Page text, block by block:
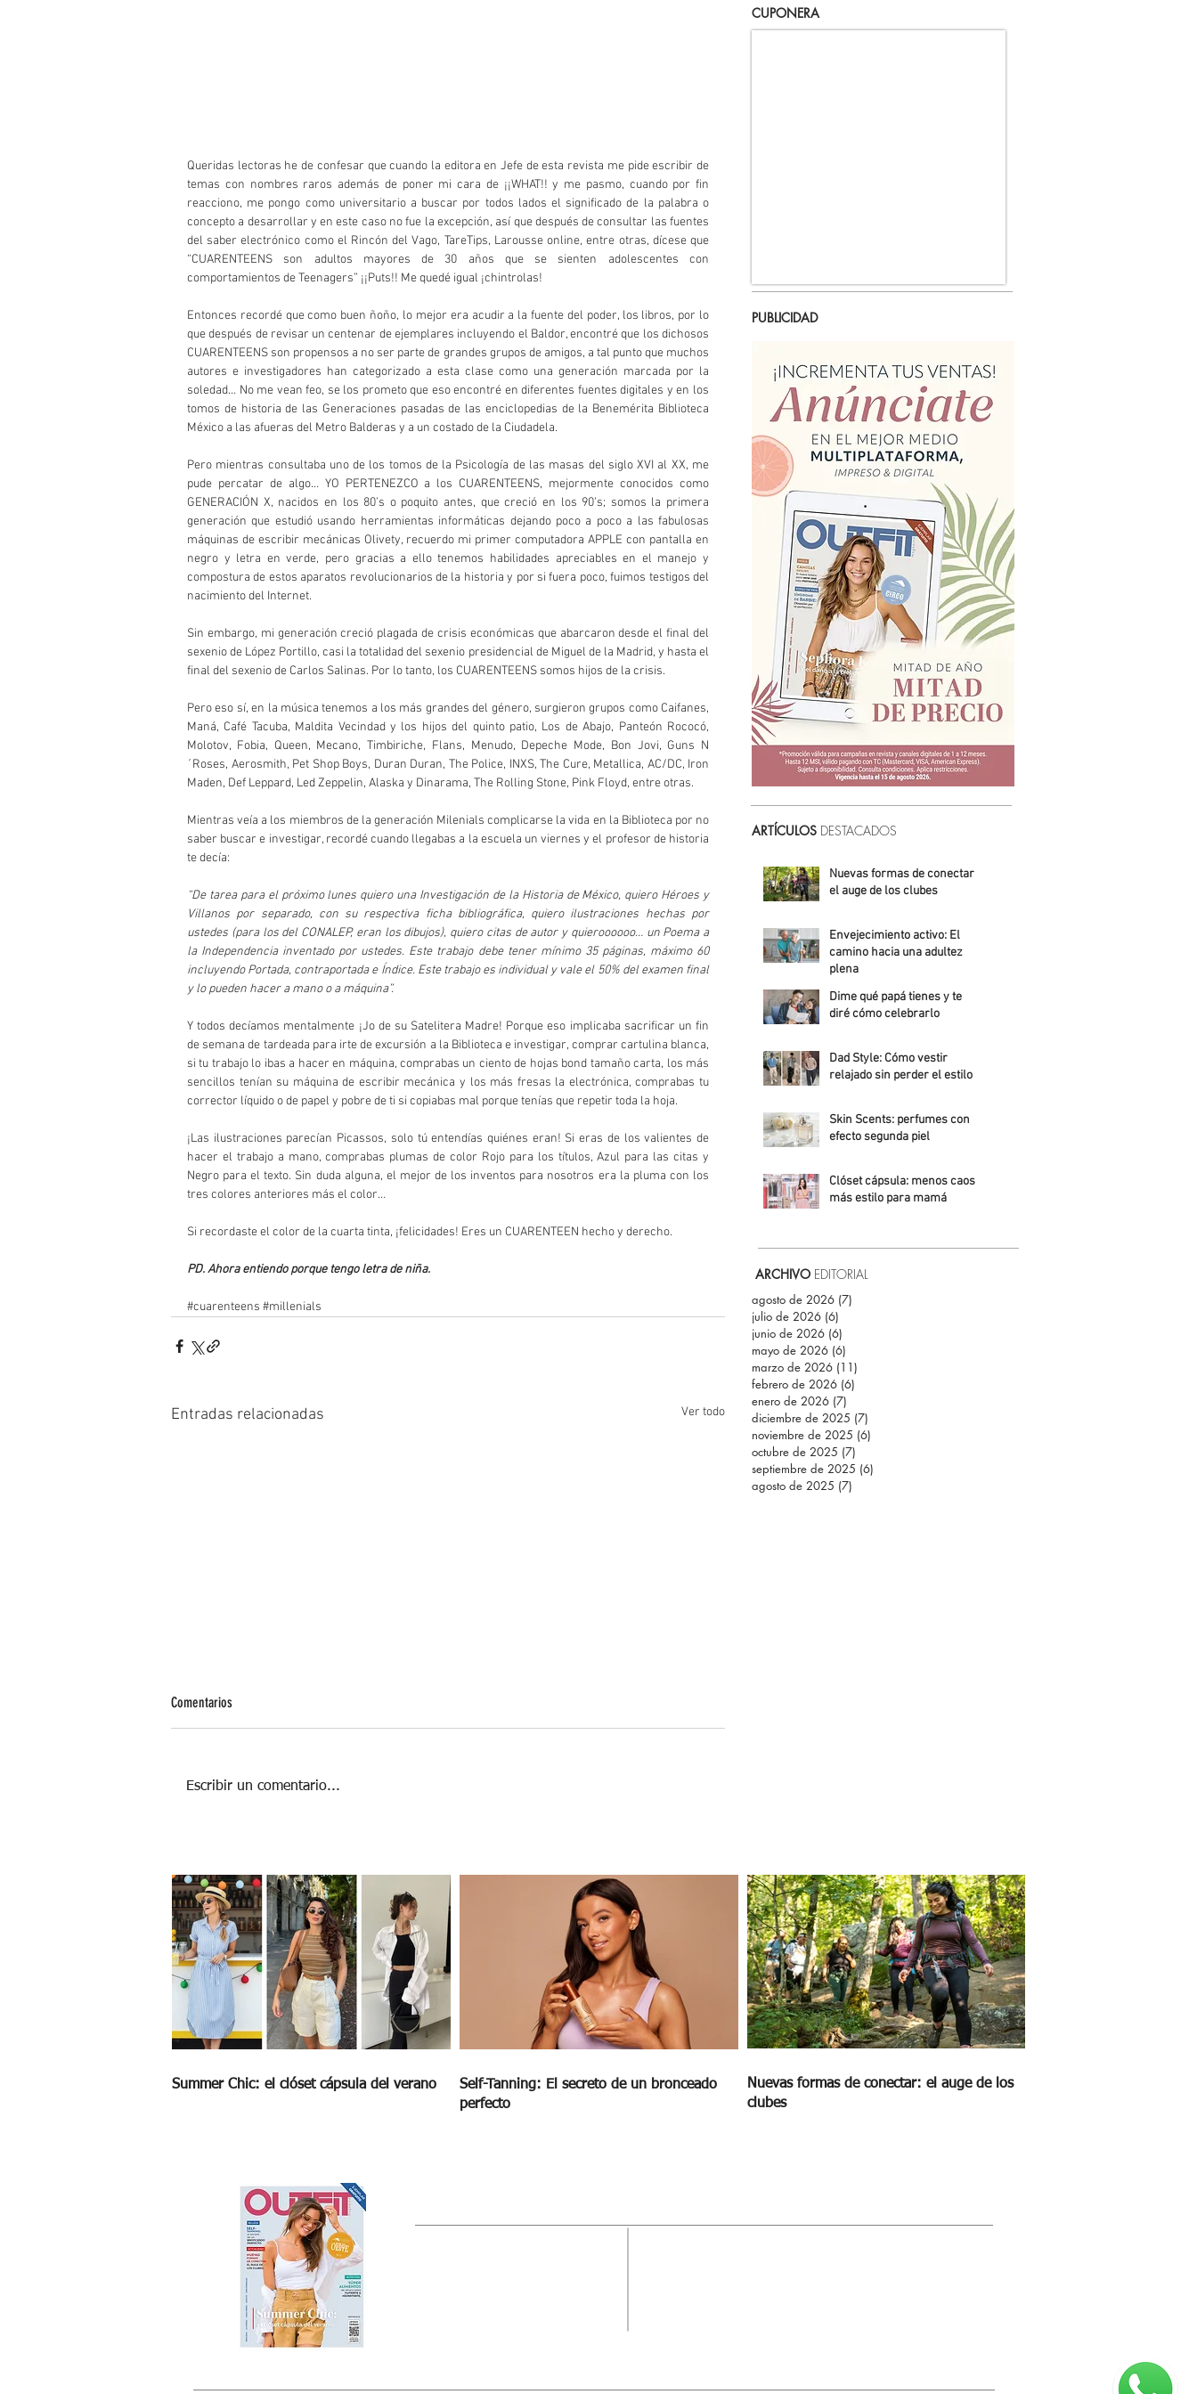
Queridas lectoras he de confesar que cuando la editora en Jefe de esta revista me pide escribir de
temas con nombres raros además de poner mi cara de ¡¡WHAT!! y me pasmo, cuando por fin
reacciono, me pongo como universitario a buscar por todos lados el significado de la palabra o
concepto a desarrollar y en este caso no fue la excepción, así que después de consultar las fuentes
del saber electrónico como el Rincón del Vago, TareTips, Larousse online, entre otras, dícese que
“CUARENTEENS son adultos mayores de 30 años que se sienten adolescentes con
comportamientos de Teenagers” ¡¡Puts!! Me quedé igual ¡chintrolas!
Entonces recordé que como buen ñoño, lo mejor era acudir a la fuente del poder, los libros, por lo
que después de revisar un centenar de ejemplares incluyendo el Baldor, encontré que los dichosos
CUARENTEENS son propensos a no ser parte de grandes grupos de amigos, a tal punto que muchos
autores e investigadores han categorizado a esta clase como una generación marcada por la
soledad… No me vean feo, se los prometo que eso encontré en diferentes fuentes digitales y en los
tomos de historia de las Generaciones pasadas de las enciclopedias de la Benemérita Biblioteca
México a las afueras del Metro Balderas y a un costado de la Ciudadela.
Pero mientras consultaba uno de los tomos de la Psicología de las masas del siglo XVI al XX, me
pude percatar de algo… YO PERTENEZCO a los CUARENTEENS, mejormente conocidos como
GENERACIÓN X, nacidos en los 80’s o poquito antes, que creció en los 90’s; somos la primera
generación que estudió usando herramientas informáticas dejando poco a poco a las fabulosas
máquinas de escribir mecánicas Olivety, recuerdo mi primer computadora APPLE con pantalla en
negro y letra en verde, pero gracias a ello tenemos habilidades apreciables en el manejo y
compostura de estos aparatos revolucionarios de la historia y por si fuera poco, fuimos testigos del
nacimiento del Internet.
Sin embargo, mi generación creció plagada de crisis económicas que abarcaron desde el final del
sexenio de López Portillo, casi la totalidad del sexenio presidencial de Miguel de la Madrid, y hasta el
final del sexenio de Carlos Salinas. Por lo tanto, los CUARENTEENS somos hijos de la crisis.
Pero eso sí, en la música tenemos a los más grandes del género, surgieron grupos como Caifanes,
Maná, Café Tacuba, Maldita Vecindad y los hijos del quinto patio, Los de Abajo, Panteón Rococó,
Molotov, Fobia, Queen, Mecano, Timbiriche, Flans, Menudo, Depeche Mode, Bon Jovi, Guns N
´Roses, Aerosmith, Pet Shop Boys, Duran Duran, The Police, INXS, The Cure, Metallica, AC/DC, Iron
Maden, Def Leppard, Led Zeppelin, Alaska y Dinarama, The Rolling Stone, Pink Floyd, entre otras.
Mientras veía a los miembros de la generación Milenials complicarse la vida en la Biblioteca por no
saber buscar e investigar, recordé cuando llegabas a la escuela un viernes y el profesor de historia
te decía:
“De tarea para el próximo lunes quiero una Investigación de la Historia de México, quiero Héroes y
Villanos por separado, con su respectiva ficha bibliográfica, quiero ilustraciones hechas por
ustedes (para los del CONALEP, eran los dibujos), quiero citas de autor y quieroooooo… un Poema a
la Independencia inventado por ustedes. Este trabajo debe tener mínimo 35 páginas, máximo 60
incluyendo Portada, contraportada e Índice. Este trabajo es individual y vale el 50% del examen final
y lo pueden hacer a mano o a máquina”.
Y todos decíamos mentalmente ¡Jo de su Satelitera Madre! Porque eso implicaba sacrificar un fin
de semana de tardeada para irte de excursión a la Biblioteca e investigar, comprar cartulina blanca,
si tu trabajo lo ibas a hacer en máquina, comprabas un ciento de hojas bond tamaño carta, los más
sencillos tenían su máquina de escribir mecánica y los más fresas la electrónica, comprabas tu
corrector líquido o de papel y pobre de ti si copiabas mal porque tenías que repetir toda la hoja.
¡Las ilustraciones parecían Picassos, solo tú entendías quiénes eran! Si eras de los valientes de
hacer el trabajo a mano, comprabas plumas de color Rojo para los títulos, Azul para las citas y
Negro para el texto. Sin duda alguna, el mejor de los inventos para nosotros era la pluma con los
tres colores anteriores más el color…
Si recordaste el color de la cuarta tinta, ¡felicidades! Eres un CUARENTEEN hecho y derecho.
PD. Ahora entiendo porque tengo letra de niña.
#cuarenteens #millenials
Entradas relacionadas Ver todo
Comentarios
Escribir un comentario...
CUPONERA
PUBLICIDAD
ARTÍCULOS DESTACADOS
Nuevas formas de conectar:
el auge de los clubes
Envejecimiento activo: El
camino hacia una adultez
plena
Alejandra Roldán
Dime qué papá tienes y te
diré cómo celebrarlo
Dad Style: Cómo vestir
relajado sin perder el estilo
Skin Scents: perfumes con
efecto segunda piel
Clóset cápsula: menos caos,
más estilo para mamá
ARCHIVO EDITORIAL
agosto de 2026 (7)
julio de 2026 (6)
junio de 2026 (6)
mayo de 2026 (6)
marzo de 2026 (11)
febrero de 2026 (6)
enero de 2026 (7)
diciembre de 2025 (7)
noviembre de 2025 (6)
octubre de 2025 (7)
septiembre de 2025 (6)
agosto de 2025 (7)
Summer Chic: el clóset cápsula del verano
Self-Tanning: El secreto de un bronceado
perfecto
Nuevas formas de conectar: el auge de los
clubes